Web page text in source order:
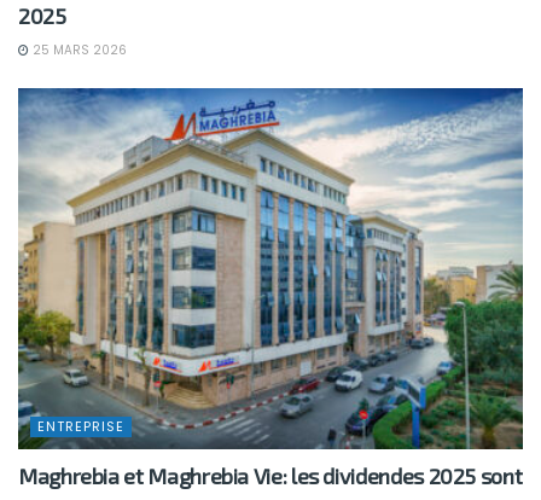
2025
25 MARS 2026
ENTREPRISE
Maghrebia et Maghrebia Vie: les dividendes 2025 sont